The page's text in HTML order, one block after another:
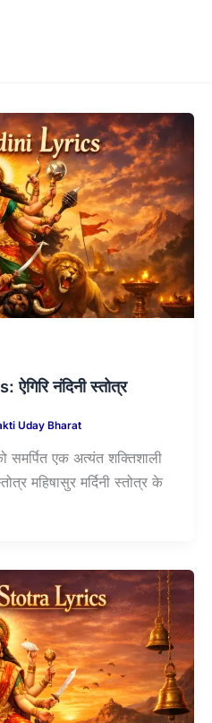
नंदिनी स्तोत्र
Uday Bharat
समर्पित एक अत्यंत शक्तिशाली
महिषासुर मर्दिनी स्तोत्र के